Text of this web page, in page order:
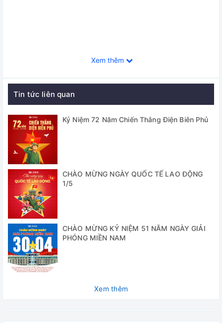
Xem thêm
Tin tức liên quan
Kỷ Niệm 72 Năm Chiến Thắng Điện Biên Phủ
CHÀO MỪNG NGÀY QUỐC TẾ LAO ĐỘNG
1/5
CHÀO MỪNG KỶ NIỆM 51 NĂM NGÀY GIẢI
PHÓNG MIỀN NAM
Xem thêm